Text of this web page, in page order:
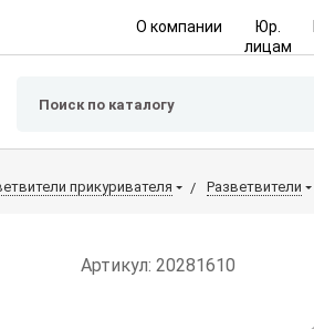
О компании
Юр.
лицам
прикуривателя Разветвители
Артикул: 20281610